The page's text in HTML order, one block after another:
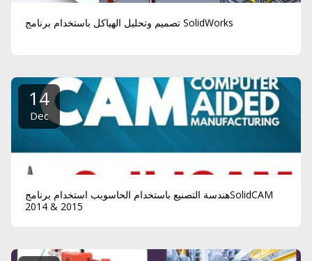
تصميم وتحليل الهياكل باستخدام برنامج SolidWorks
14
Dec
هندسة التصنيع باستخدام الحاسوبب استخدام برنامجSolidCAM
2014 & 2015